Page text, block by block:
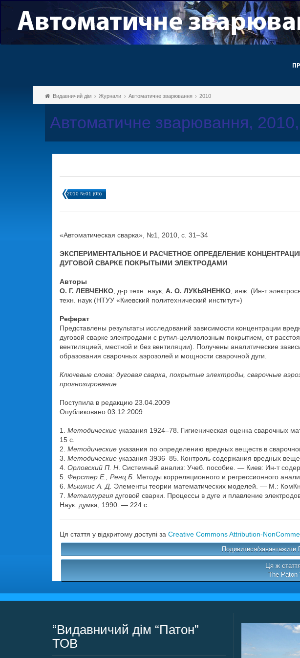
Видавничий дім Журнали Автоматичне зварювання 2010
Автоматичне зварювання,
2010 №01 (05)
«Автоматическая сварка», №1, 2010, с. 31–34
ЭКСПЕРИМЕНТАЛЬНОЕ И РАСЧЕТНОЕ ОПРЕДЕЛЕНИЕ
ДУГОВОЙ СВАРКЕ ПОКРЫТЫМИ ЭЛЕКТРОДАМИ
Авторы
О. Г. ЛЕВЧЕНКО , д-р техн. наук, А. О. ЛУКЬЯНЕНКО , инж. (Ин-т
техн. наук (НТУУ «Киевский политехнический институт»)
Реферат
Представлены результаты исследований зависимости концентрации
дуговой сварке электродами c рутил-целлюлозным покрытием, от
вентиляцией, местной и без вентиляции). Получены аналитические
образования сварочных аэрозолей и мощности сварочной дуги.
Ключевые слова: дуговая сварка, покрытые электроды, сварочные
прогнозирование
Поступила в редакцию 23.04.2009
Опубликовано 03.12.2009
1. Методические указания 1924–78. Гигиеническая оценка сварочных
15 с.
2. Методические указания по определению вредных веществ в
3. Методические указания 3936–85. Контроль содержания вредных
4. Орловский П. Н . Системный анализ: Учеб. пособие. — Киев: Ин-т
5. Ферстер Е., Ренц Б. Методы корреляционного и регрессионного
6. Мышкис А. Д. Элементы теории математических моделей. — М.:
7. Металлургия дуговой сварки. Процессы в дуге и плавление
Наук. думка, 1990. — 224 с.
Ця стаття у відкритому доступі за Creative Commons Attribution-
Подивитися/завантажити
Ця ж
The Paton
“Видавничий дім “Патон”
ТОВ